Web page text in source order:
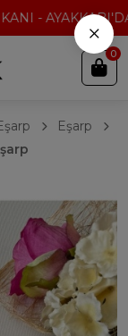
-
0
Eşarp
×